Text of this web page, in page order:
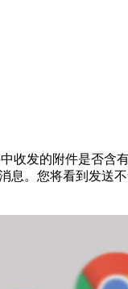
收发的附件是否
息。您将看到发送